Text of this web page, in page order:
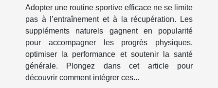
Adopter une routine sportive efficace ne se limite
pas à l’entraînement et à la récupération. Les
suppléments naturels gagnent en popularité
pour accompagner les progrès physiques,
optimiser la performance et soutenir la santé
générale. Plongez dans cet article pour
découvrir comment intégrer ces...